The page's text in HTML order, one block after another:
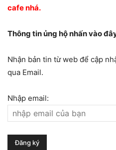
cafe nhá.
Thông tin ủng hộ nhấn vào
Nhận bản tin từ web để cập
qua Email.
Nhập email: